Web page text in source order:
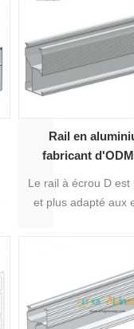
solaires tout
différentes tailles
option, différentes
en aluminium
différentes
Rail en
fabricant
Le rail à écrou D est
et plus adapté aux